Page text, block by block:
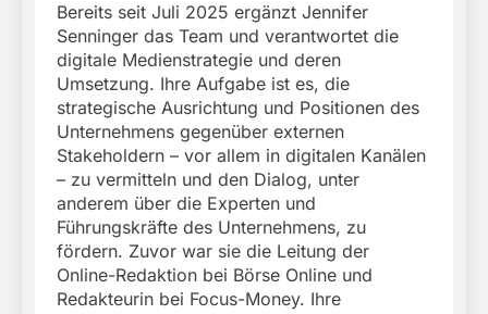
Bereits seit Juli 2025 ergänzt Jennifer
Senninger das Team und verantwortet die
digitale Medienstrategie und deren
Umsetzung. Ihre Aufgabe ist es, die
strategische Ausrichtung und Positionen des
Unternehmens gegenüber externen
Stakeholdern – vor allem in digitalen Kanälen
– zu vermitteln und den Dialog, unter
anderem über die Experten und
Führungskräfte des Unternehmens, zu
fördern. Zuvor war sie die Leitung der
Online-Redaktion bei Börse Online und
Redakteurin bei Focus-Money. Ihre